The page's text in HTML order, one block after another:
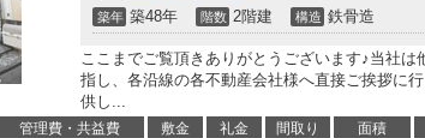
築年 築48年 階数 2階建 構造 鉄骨造
ここまでご覧頂きありがとうございます♪当社は
指し、各沿線の各不動産会社様へ直接ご挨拶に
供し...
管理費・共益費 敷金 礼金 間取り 面積